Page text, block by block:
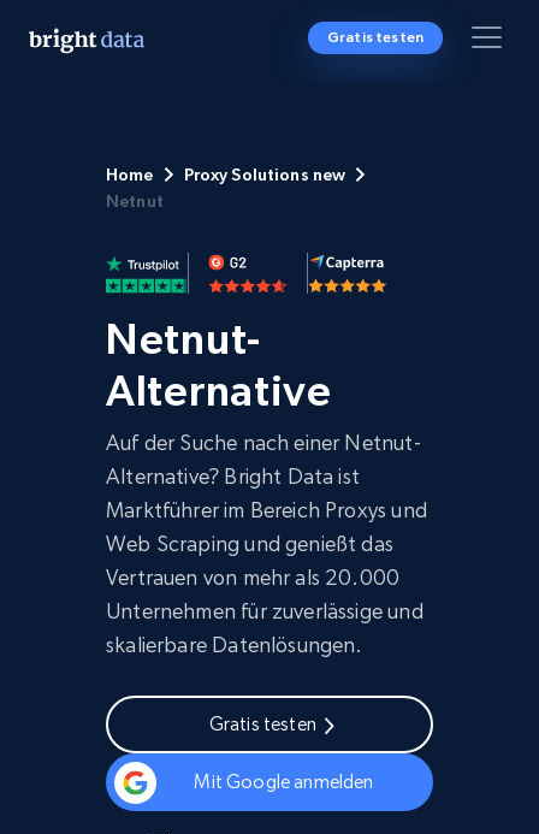
Gratis testen
Home
Proxy Solutions new
Netnut
Netnut-
Alternative
Auf der Suche nach einer Netnut-
Alternative? Bright Data ist
Marktführer im Bereich Proxys und
Web Scraping und genießt das
Vertrauen von mehr als 20.000
Unternehmen für zuverlässige und
skalierbare Datenlösungen.
Gratis testen
Mit Google anmelden